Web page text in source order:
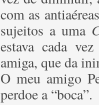
com as
sujeitos a uma
estava cada
amiga, que da
O meu amigo
perdoe a “boca”.